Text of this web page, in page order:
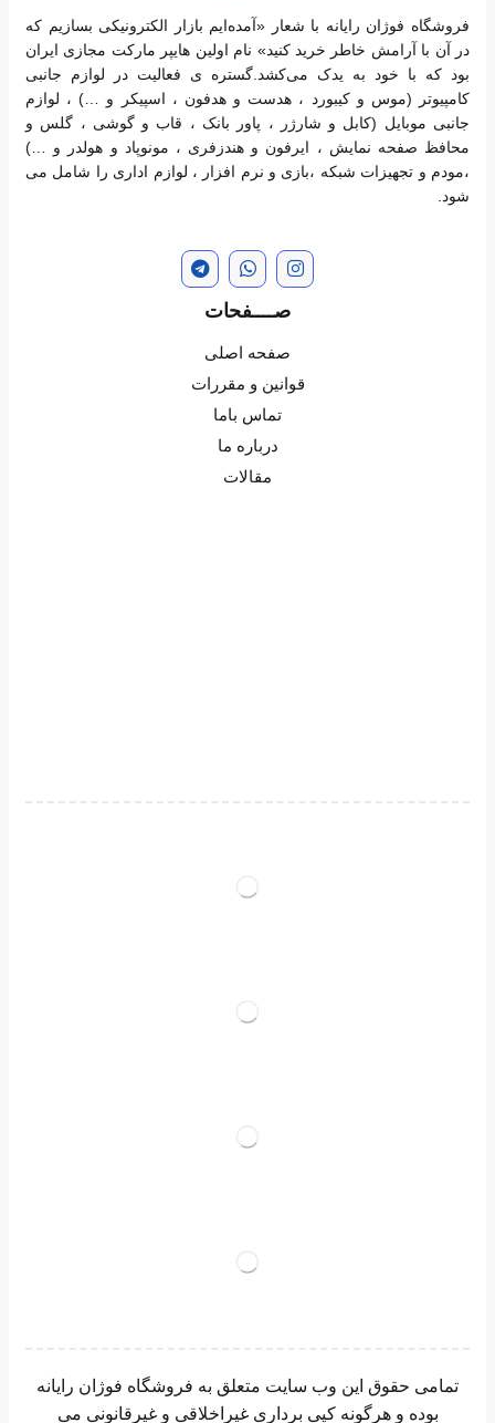
فروشگاه فوژان رایانه با شعار «آمده‌ایم بازار الکترونیکی بسازیم که
در آن با آرامش خاطر خرید کنید» نام اولین هایپر مارکت مجازی ایران
بود که با خود به یدک می‌کشد.گستره ی فعالیت در لوازم جانبی
کامپیوتر (موس و کیبورد ، هدست و هدفون ، اسپیکر و …) ، لوازم
جانبی موبایل (کابل و شارژر ، پاور بانک ، قاب و گوشی ، گلس و
محافظ صفحه نمایش ، ایرفون و هندزفری ، مونوپاد و هولدر و …)
،مودم و تجهیزات شبکه ،بازی و نرم افزار ، لوازم اداری را شامل می
شود.
صــــفحات
صفحه اصلی
قوانین و مقررات
تماس باما
درباره ما
مقالات
تمامی حقوق این وب سایت متعلق به فروشگاه فوژان رایانه
بوده و هرگونه کپی برداری غیراخلاقی و غیرقانونی می